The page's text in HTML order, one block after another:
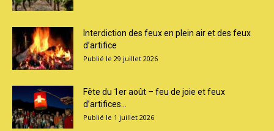
Interdiction des feux en plein air et des feux
d’artifice
29 juillet 2026
Fête du 1er août – feu de joie et feux
d’artifices...
1 juillet 2026